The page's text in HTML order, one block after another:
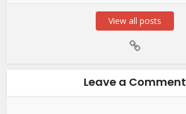
View all posts
Leave a Comment